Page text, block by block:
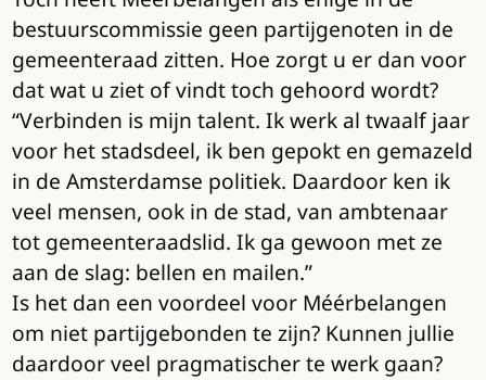
bestuurscommissie geen partijgenoten in de
gemeenteraad zitten. Hoe zorgt u er dan voor
dat wat u ziet of vindt toch gehoord wordt?
“Verbinden is mijn talent. Ik werk al twaalf jaar
voor het stadsdeel, ik ben gepokt en gemazeld
in de Amsterdamse politiek. Daardoor ken ik
veel mensen, ook in de stad, van ambtenaar
tot gemeenteraadslid. Ik ga gewoon met ze
aan de slag: bellen en mailen.”
Is het dan een voordeel voor Méérbelangen
om niet partijgebonden te zijn? Kunnen jullie
daardoor veel pragmatischer te werk gaan?